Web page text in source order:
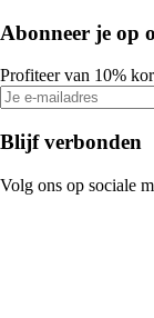
Abonneer je op
Profiteer van 10%
Blijf verbonden
Volg ons op sociale